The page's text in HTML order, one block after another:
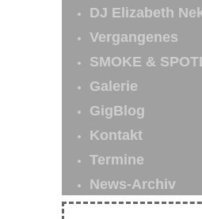
DJ Elizabeth
Vergangenes
SMOKE &
Galerie
GigBlog
Kontakt
Termine
News-Archiv